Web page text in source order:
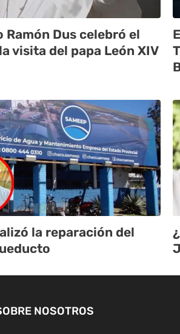
Ramón Dus celebró el
visita del papa León XIV
la reparación del
NOSOTROS